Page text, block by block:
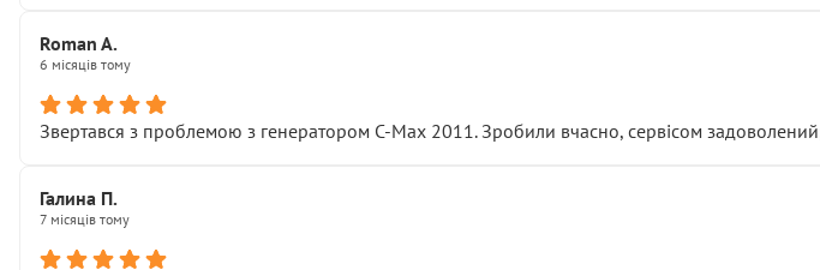
Roman A.
6 місяців тому
Звертався з проблемою з генератором C-Max 2011. Зробили вчасно, сервісом
Галина П.
7 місяців тому